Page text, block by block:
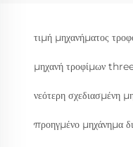
τιμή μηχανήματος
μηχανή τροφίμων
νεότερη σχεδιασμένη
προηγμένο μηχάνημα